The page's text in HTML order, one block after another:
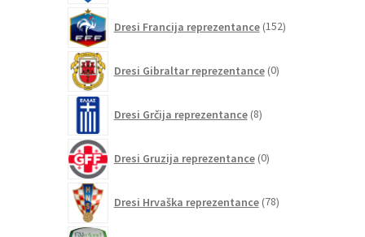
Dresi Francija reprezentance 152izdelkov
Dresi Gibraltar reprezentance 0izdelkov
Dresi Grčija reprezentance 8izdelkov
Dresi Gruzija reprezentance 0izdelkov
Dresi Hrvaška reprezentance 78izdelkov